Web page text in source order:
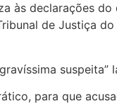
às declarações
de Justiça
para que